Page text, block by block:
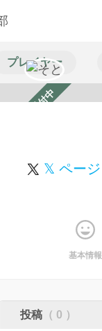
プレイヤー
スカウト受付中
𝕏 ページ
基本情報
投稿 （ 0 ）